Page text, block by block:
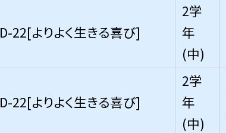
D-22[よりよく生きる喜び]
2学
年
(中)
D-22[よりよく生きる喜び]
2学
年
(中)